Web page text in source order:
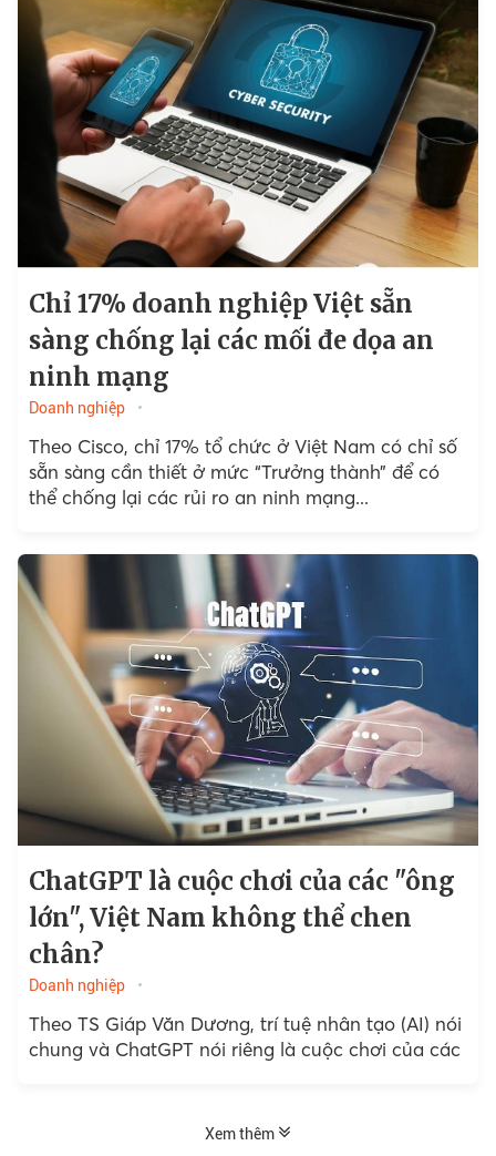
Chỉ 17% doanh nghiệp Việt sẵn
sàng chống lại các mối đe dọa an
ninh mạng
Doanh nghiệp
Theo Cisco, chỉ 17% tổ chức ở Việt Nam có chỉ số
sẵn sàng cần thiết ở mức “Trưởng thành” để có
thể chống lại các rủi ro an ninh mạng...
ChatGPT là cuộc chơi của các "ông
lớn", Việt Nam không thể chen
chân?
Doanh nghiệp
Theo TS Giáp Văn Dương, trí tuệ nhân tạo (AI) nói
chung và ChatGPT nói riêng là cuộc chơi của các
Xem thêm